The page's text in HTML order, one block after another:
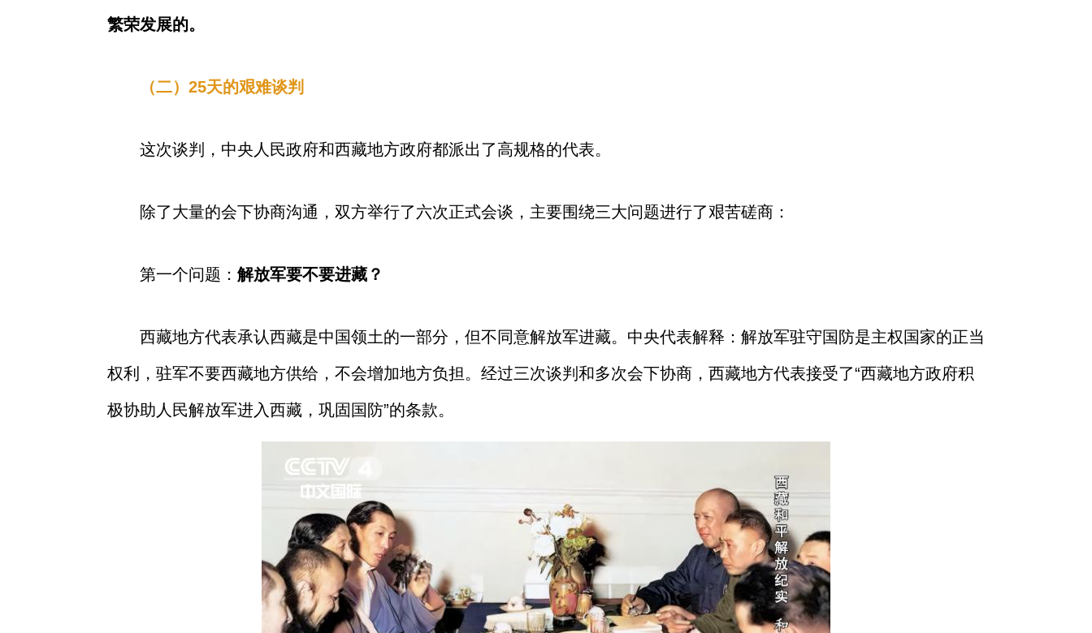
繁荣发展的。
（二）25天的艰难谈判
这次谈判，中央人民政府和西藏地方政府都派出了高规格的代表。
除了大量的会下协商沟通，双方举行了六次正式会谈，主要围绕三大问题进行了艰苦磋商：
第一个问题： 解放军要不要进藏？
西藏地方代表承认西藏是中国领土的一部分，但不同意解放军进藏。中央代表解释：解放军驻守国防是主权国家的正当
权利，驻军不要西藏地方供给，不会增加地方负担。经过三次谈判和多次会下协商，西藏地方代表接受了“西藏地方政府积
极协助人民解放军进入西藏，巩固国防”的条款。